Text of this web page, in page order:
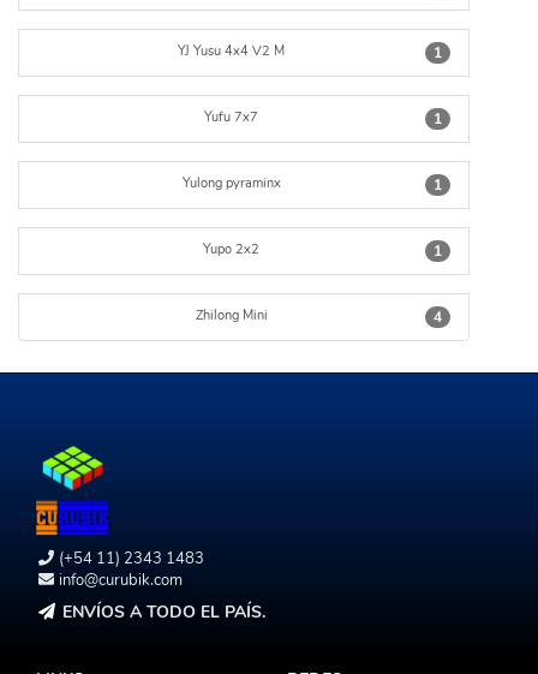
1
YJ Yusu 4x4 V2 M
1
Yufu 7x7
1
Yulong pyraminx
1
Yupo 2x2
4
Zhilong Mini
(+54 11) 2343 1483
info@curubik.com
ENVÍOS A TODO EL PAÍS.